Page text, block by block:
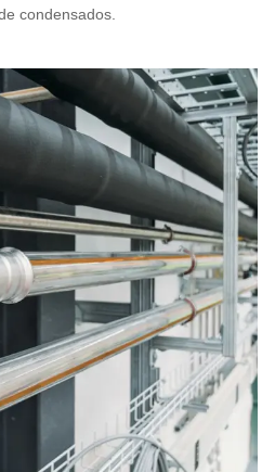
condensados.